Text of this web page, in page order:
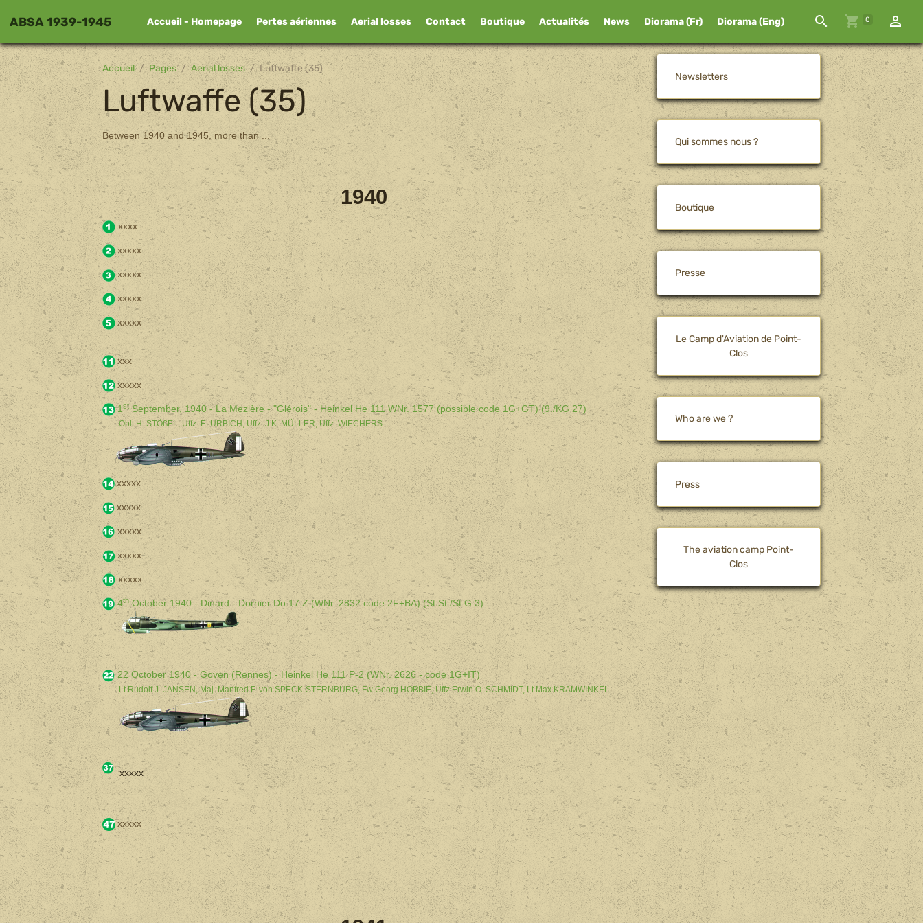
ABSA 1939-1945 Accueil - Homepage Pertes aériennes Aerial losses Contact Boutique Actualités News Diorama (Fr) Diorama (Eng) 0
Accueil Pages Aerial losses Luftwaffe (35)
Luftwaffe (35)
Between 1940 and 1945, more than ...
1940
xxxx
xxxxx
xxxxx
xxxxx
xxxxx
xxx
xxxxx
1st September, 1940 - La Mezière - "Glérois" - Heinkel He 111 WNr. 1577 (possible code 1G+GT) (9./KG 27)
Oblt H. STÖßEL, Uffz. E. URBICH, Uffz. J.K. MÜLLER, Uffz. WIECHERS.
xxxxx
xxxxx
xxxxx
xxxxx
xxxxx
4th October 1940 - Dinard - Dornier Do 17 Z (WNr. 2832 code 2F+BA) (St.St./St.G.3)
22 October 1940 - Goven (Rennes) - Heinkel He 111 P-2 (WNr. 2626 - code 1G+IT)
Lt Rudolf J. JANSEN, Maj. Manfred F. von SPECK-STERNBURG, Fw Georg HOBBIE, Uffz Erwin O. SCHMIDT, Lt Max KRAMWINKEL
xxxxx
xxxxx
Newsletters
Qui sommes nous ?
Boutique
Presse
Le Camp d'Aviation de Point-
Clos
Who are we ?
Press
The aviation camp Point-
Clos